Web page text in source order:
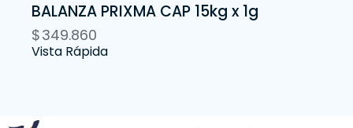
BALANZA PRIXMA CAP 15kg x 1g
$349.860
Vista Rápida